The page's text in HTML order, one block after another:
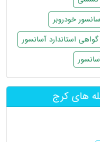
خودروبر
گواهی استاندارد آسانسور
های کرج